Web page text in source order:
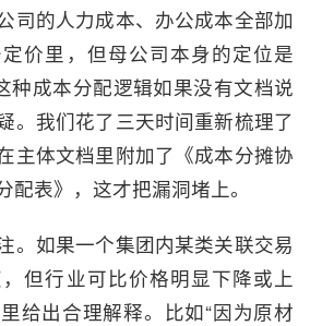
司的人力成本、办公成本全部加
价里，但母公司本身的定位是
种成本分配逻辑如果没有文档说
。我们花了三天时间重新梳理了
主体文档里附加了《成本分摊协
表》，这才把漏洞堵上。
。如果一个集团内某类关联交易
但行业可比价格明显下降或上
给出合理解释。比如“因为原材